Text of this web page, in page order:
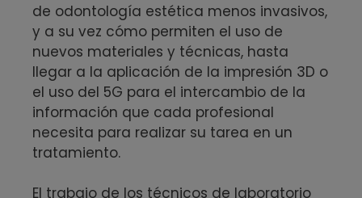
de odontología estética menos invasivos,
y a su vez cómo permiten el uso de
nuevos materiales y técnicas, hasta
llegar a la aplicación de la impresión 3D o
el uso del 5G para el intercambio de la
información que cada profesional
necesita para realizar su tarea en un
tratamiento.
El trabajo de los técnicos de laboratorio